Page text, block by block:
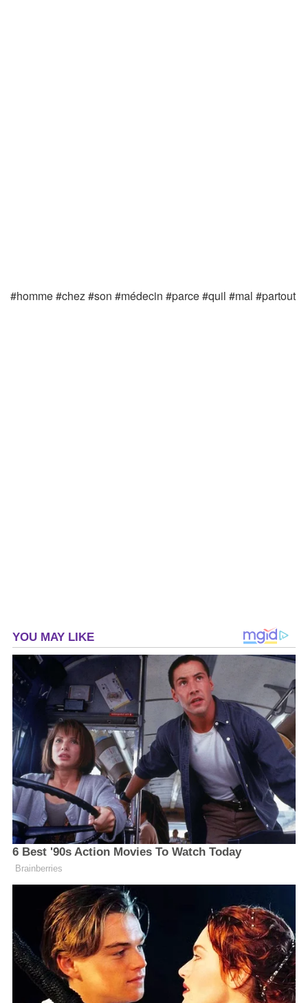
#homme #chez #son #médecin #parce #quil #mal #partout